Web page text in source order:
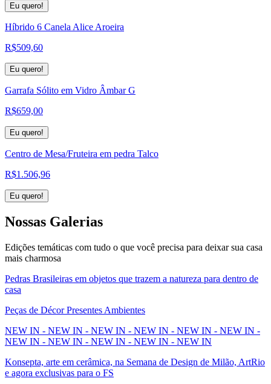
Eu quero!
Híbrido 6 Canela Alice Aroeira
R$509,60
Eu quero!
Garrafa Sólito em Vidro Âmbar G
R$659,00
Eu quero!
Centro de Mesa/Fruteira em pedra Talco
R$1.506,96
Eu quero!
Nossas Galerias
Edições temáticas com tudo o que você precisa para deixar sua casa
mais charmosa
Pedras Brasileiras em objetos que trazem a natureza para dentro de
casa
Peças de Décor Presentes Ambientes
NEW IN - NEW IN - NEW IN - NEW IN - NEW IN - NEW IN -
NEW IN - NEW IN - NEW IN - NEW IN - NEW IN
Konsepta, arte em cerâmica, na Semana de Design de Milão, ArtRio
e agora exclusivas para o FS